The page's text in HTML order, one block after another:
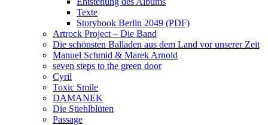
Texte
Storybook Berlin 2049 (PDF)
Artrock Project – Die Band
Die schönsten Balladen aus dem Land vor unserer Zeit
Manuel Schmid & Marek Arnold
seven steps to the green door
Cyril
Toxic Smile
DAMANEK
Die Stiehlblüten
Passage